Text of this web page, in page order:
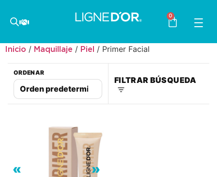
0
Inicio / Maquillaje / Piel / Primer Facial
ORDENAR
FILTRAR BÚSQUEDA
« »